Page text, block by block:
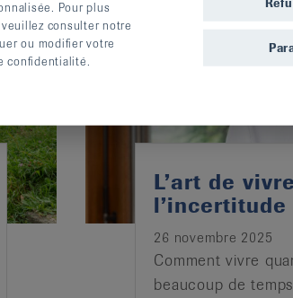
L’art de
l’incertitude
26 novembre 2025
Comment vivre
beaucoup de
Pour plus
consulter notre
ou modifier votre
confidentialité.